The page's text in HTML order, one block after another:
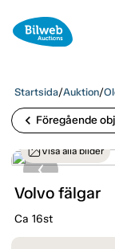
Startsida/Auktion/
chevron_left Föregående
Visa alla bilder
Volvo fälgar
Ca 16st